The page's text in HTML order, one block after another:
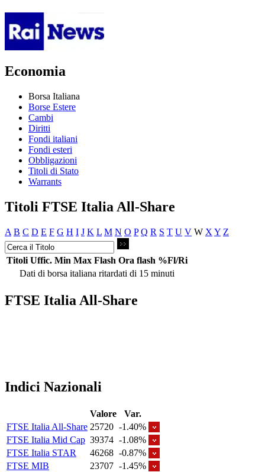
Economia
Borsa Italiana
Borse Estere
Cambi
Diritti
Fondi italiani
Fondi esteri
Obbligazioni
Titoli di Stato
Warrants
Titoli FTSE Italia All-Share
A B C D E F G H I J K L M N O P Q R S T U V W X Y Z
Titoli Uffic. Min Max Flash Ora flash %Fl/Ri
Dati di borsa italiana ritardati di 15 minuti
FTSE Italia All-Share
Indici Nazionali
Valore
Var.
FTSE Italia All-Share 25720 -1.40%
FTSE Italia Mid Cap 39374 -1.08%
FTSE Italia STAR
46268 -0.87%
FTSE MIB
23707 -1.45%